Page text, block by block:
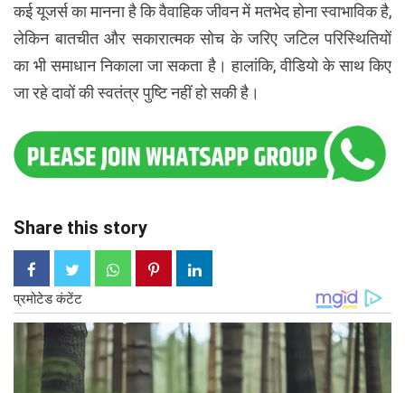
कई यूजर्स का मानना है कि वैवाहिक जीवन में मतभेद होना स्वाभाविक है,
लेकिन बातचीत और सकारात्मक सोच के जरिए जटिल परिस्थितियों
का भी समाधान निकाला जा सकता है। हालांकि, वीडियो के साथ किए
जा रहे दावों की स्वतंत्र पुष्टि नहीं हो सकी है।
Share this story